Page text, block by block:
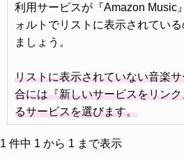
利用サービスが『Amazon Music
ォルトでリストに表示されてい
ましょう。
リストに表示されていない音楽
合には『新しいサービスをリン
るサービスを選びます。
1 件中 1 から 1 まで表示